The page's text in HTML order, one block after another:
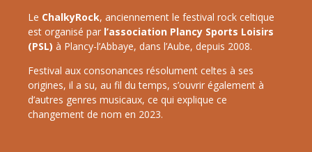
Le ChalkyRock, anciennement le festival rock celtique
est organisé par l’association Plancy Sports Loisirs
(PSL) à Plancy-l’Abbaye, dans l’Aube, depuis 2008.
Festival aux consonances résolument celtes à ses
origines, il a su, au fil du temps, s’ouvrir également à
d’autres genres musicaux, ce qui explique ce
changement de nom en 2023.